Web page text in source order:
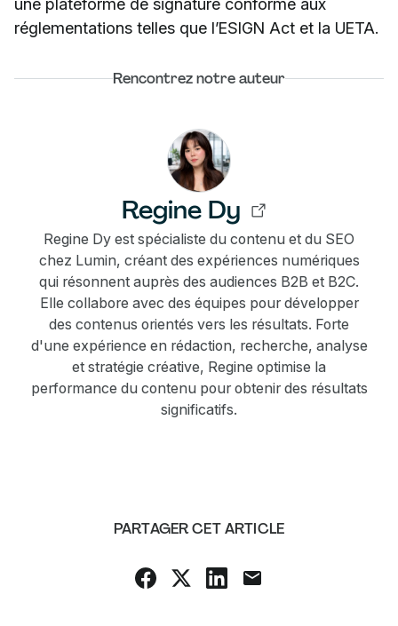
réglementations telles que l’ESIGN Act et la UETA.
Rencontrez notre auteur
Regine Dy
Regine Dy est spécialiste du contenu et du SEO
chez Lumin, créant des expériences numériques
qui résonnent auprès des audiences B2B et B2C.
Elle collabore avec des équipes pour développer
des contenus orientés vers les résultats. Forte
d'une expérience en rédaction, recherche, analyse
et stratégie créative, Regine optimise la
performance du contenu pour obtenir des résultats
significatifs.
PARTAGER CET ARTICLE